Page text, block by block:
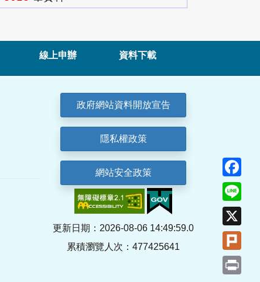
線上申辦 資料下載
政府網站資料開放宣告
隱私權政策
網站安全政策
更新日期：2026-08-06 14:49:59.0
累積瀏覽人次：477425641